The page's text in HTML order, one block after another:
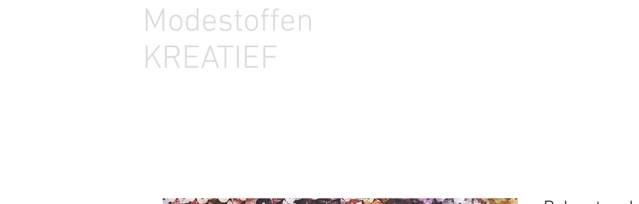
Modestoffen
KREATIEF